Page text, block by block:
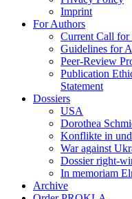
Imprint
For Authors
Current Call for
Guidelines for
Peer-Review
Publication
Statement
Dossiers
USA
Dorothea
Konflikte in
War against
Dossier right-
In me­mo­ri­am
Archive